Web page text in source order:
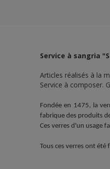
Service à sangria
Articles réalisés à la
Service à composer.
Fondée en 1475, la
fabrique des produits
Ces verres d'un usage
Tous ces verres ont été